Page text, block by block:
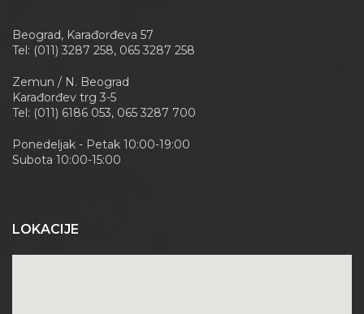
Beograd, Karađorđeva 57
Tel: (011) 3287 258, 065 3287 258
Zemun / N. Beograd
Karađorđev trg 3-5
Tel: (011) 6186 053, 065 3287 700
Ponedeljak - Petak 10:00-19:00
Subota 10:00-15:00
LOKACIJE